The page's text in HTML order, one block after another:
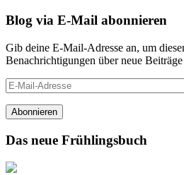
Blog via E-Mail abonnieren
Gib deine E-Mail-Adresse an, um
Benachrichtigungen über neue
E-
Mail-
Adresse
Abonnieren
Das neue Frühlingsbuch